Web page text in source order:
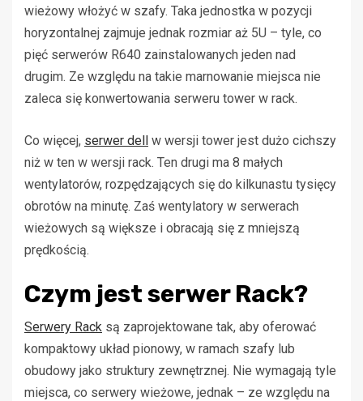
wieżowy włożyć w szafy. Taka jednostka w pozycji
horyzontalnej zajmuje jednak rozmiar aż 5U – tyle, co
pięć serwerów R640 zainstalowanych jeden nad
drugim. Ze względu na takie marnowanie miejsca nie
zaleca się konwertowania serweru tower w rack.
Co więcej, serwer dell w wersji tower jest dużo cichszy
niż w ten w wersji rack. Ten drugi ma 8 małych
wentylatorów, rozpędzających się do kilkunastu tysięcy
obrotów na minutę. Zaś wentylatory w serwerach
wieżowych są większe i obracają się z mniejszą
prędkością.
Czym jest serwer Rack?
Serwery Rack są zaprojektowane tak, aby oferować
kompaktowy układ pionowy, w ramach szafy lub
obudowy jako struktury zewnętrznej. Nie wymagają tyle
miejsca, co serwery wieżowe, jednak – ze względu na